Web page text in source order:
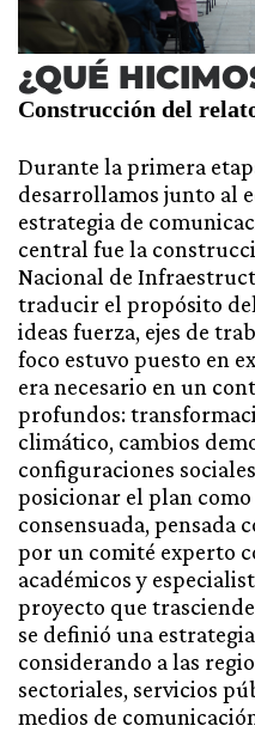
¿QUÉ
Construcción del
Durante la primera
desarrollamos junto al
estrategia de
central fue la
Nacional de
traducir el propósito
ideas fuerza, ejes de
foco estuvo puesto en
era necesario en un
profundos:
climático, cambios
configuraciones
posicionar el plan
consensuada, pensada
por un comité experto
académicos y
proyecto que
se definió una
considerando a las
sectoriales, servicios
medios de